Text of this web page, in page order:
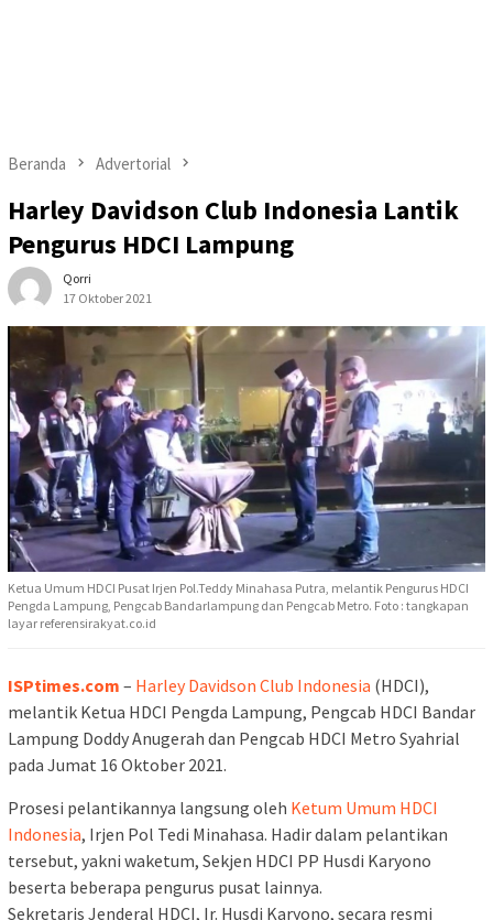
Beranda Advertorial
Harley Davidson Club Indonesia Lantik
Pengurus HDCI Lampung
Qorri
17 Oktober 2021
Ketua Umum HDCI Pusat Irjen Pol.Teddy Minahasa Putra, melantik Pengurus HDCI
Pengda Lampung, Pengcab Bandarlampung dan Pengcab Metro. Foto : tangkapan
layar referensirakyat.co.id
ISPtimes.com – Harley Davidson Club Indonesia (HDCI),
melantik Ketua HDCI Pengda Lampung, Pengcab HDCI Bandar
Lampung Doddy Anugerah dan Pengcab HDCI Metro Syahrial
pada Jumat 16 Oktober 2021.
Prosesi pelantikannya langsung oleh Ketum Umum HDCI
Indonesia, Irjen Pol Tedi Minahasa. Hadir dalam pelantikan
tersebut, yakni waketum, Sekjen HDCI PP Husdi Karyono
beserta beberapa pengurus pusat lainnya.
Sekretaris Jenderal HDCI, Ir. Husdi Karyono, secara resmi